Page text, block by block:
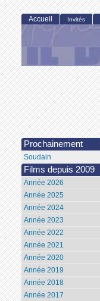
Accueil Invités
Prochainement
Soudain
Films depuis 2009
Année 2026
Année 2025
Année 2024
Année 2023
Année 2022
Année 2021
Année 2020
Année 2019
Année 2018
Année 2017